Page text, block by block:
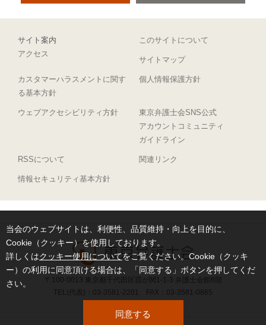
当会のウェブサイトは、利便性、品質維持・向上を目的に、
Cookie（クッキー）を使用しております。
詳しくはクッキー使用についてをご覧ください。Cookie（クッキ
ー）の利用に同意頂ける場合は、「同意する」ボタンを押してくだ
さい。
同意する
サイト案内
このサイトについて
アクセス
サイトマップ
カスタマーハラスメントに関す
る基本方針
個人情報保護方針
ウェブアクセシビリティ方針
東京弁護士会SNS公式
アカウントコミュニティ
ガイドライン
RSSについて 関連リンク
情報セキュリティ基本方針
〒100-0013 東京都千代田区霞が関1-1-3 弁護士会館6階
TEL(代表)：03-3581-2201 FAX：03-3581-0865